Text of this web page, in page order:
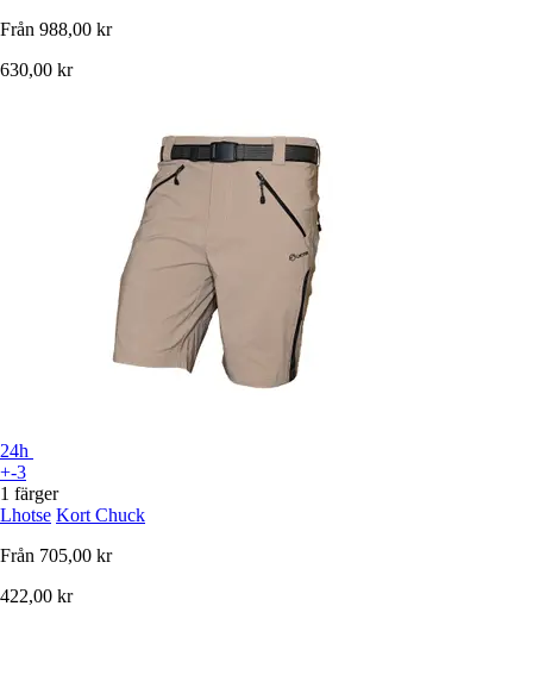
Från 988,00 kr
630,00 kr
24h
+-3
1 färger
Lhotse Kort Chuck
Från 705,00 kr
422,00 kr